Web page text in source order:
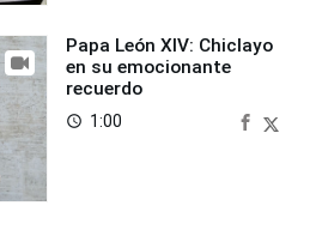
Papa León XIV: Chiclayo
en su emocionante
recuerdo
access_time 1:00